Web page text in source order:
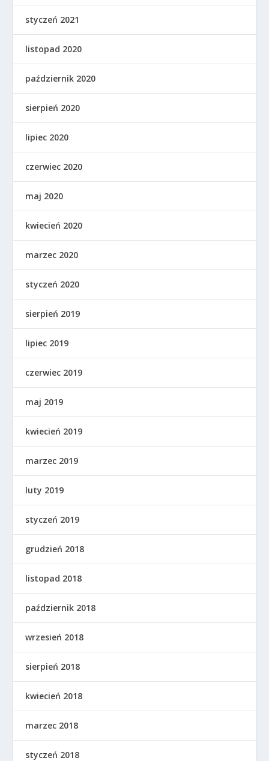
styczeń 2021
listopad 2020
październik 2020
sierpień 2020
lipiec 2020
czerwiec 2020
maj 2020
kwiecień 2020
marzec 2020
styczeń 2020
sierpień 2019
lipiec 2019
czerwiec 2019
maj 2019
kwiecień 2019
marzec 2019
luty 2019
styczeń 2019
grudzień 2018
listopad 2018
październik 2018
wrzesień 2018
sierpień 2018
kwiecień 2018
marzec 2018
styczeń 2018